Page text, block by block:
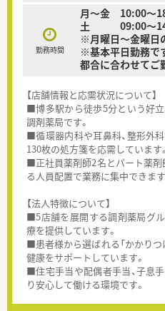
勤務時間
月～金 10:00～
土 09:00～
※月曜日〜金曜日
※基本平日勤務で
都合に合わせてご
【店舗情報と応需状況について】
■博多駅から徒歩5分という好
調剤薬局です。
■循環器内科や耳鼻科、整形外
130枚の処方箋を応需しています。
■正社員薬剤師2名とパート薬剤
る人員配置で業務に集中できます
【法人特徴について】
■5店舗を展開する調剤薬局グ
療を提供しています。
■患者様から選ばれる「かかりつ
健康をサポートしています。
■住宅手当や配偶者手当、子息
り安心して働ける環境です。